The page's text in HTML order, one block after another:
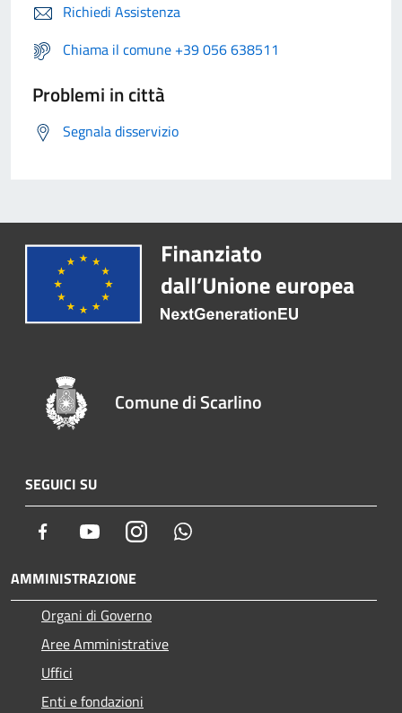
Richiedi Assistenza
Chiama il comune +39 056 638511
Problemi in città
Segnala disservizio
Comune di Scarlino
SEGUICI SU
Facebook YoutubeInstagram
AMMINISTRAZIONE
Organi di Governo
Aree Amministrative
Uffici
Enti e fondazioni